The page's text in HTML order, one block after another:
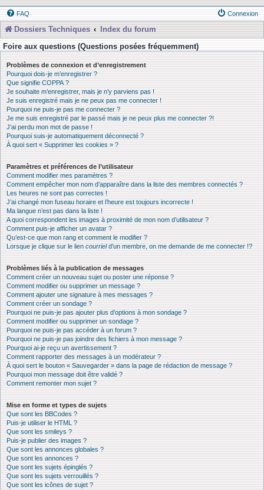
FAQ Connexion
Dossiers Techniques
Index du forum
Foire aux questions (Questions posées fréquemment)
Problèmes de connexion et d’enregistrement
Pourquoi dois-je m’enregistrer ?
Que signifie COPPA ?
Je souhaite m’enregistrer, mais je n’y parviens pas !
Je suis enregistré mais je ne peux pas me connecter !
Pourquoi ne puis-je pas me connecter ?
Je me suis enregistré par le passé mais je ne peux plus me connecter ?!
J’ai perdu mon mot de passe !
Pourquoi suis-je automatiquement déconnecté ?
À quoi sert « Supprimer les cookies » ?
Paramètres et préférences de l’utilisateur
Comment modifier mes paramètres ?
Comment empêcher mon nom d’apparaître dans la liste des membres connectés ?
Les heures ne sont pas correctes !
J’ai changé mon fuseau horaire et l’heure est toujours incorrecte !
Ma langue n’est pas dans la liste !
A quoi correspondent les images à proximité de mon nom d’utilisateur ?
Comment puis-je afficher un avatar ?
Qu’est-ce que mon rang et comment le modifier ?
Lorsque je clique sur le lien courrield’un membre, on me demande de me connecter !?
Problèmes liés à la publication de messages
Comment créer un nouveau sujet ou poster une réponse ?
Comment modifier ou supprimer un message ?
Comment ajouter une signature à mes messages ?
Comment créer un sondage ?
Pourquoi ne puis-je pas ajouter plus d’options à mon sondage ?
Comment modifier ou supprimer un sondage ?
Pourquoi ne puis-je pas accéder à un forum ?
Pourquoi ne puis-je pas joindre des fichiers à mon message ?
Pourquoi ai-je reçu un avertissement ?
Comment rapporter des messages à un modérateur ?
À quoi sert le bouton « Sauvegarder » dans la page de rédaction de message ?
Pourquoi mon message doit être validé ?
Comment remonter mon sujet ?
Mise en forme et types de sujets
Que sont les BBCodes ?
Puis-je utiliser le HTML ?
Que sont les smileys ?
Puis-je publier des images ?
Que sont les annonces globales ?
Que sont les annonces ?
Que sont les sujets épinglés ?
Que sont les sujets verrouillés ?
Que sont les icônes de sujet ?